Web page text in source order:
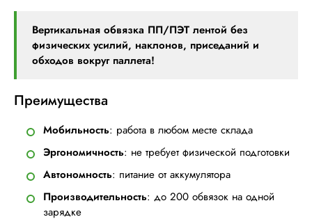
Вертикальная обвязка ПП/ПЭТ лентой без
физических усилий, наклонов, приседаний и
обходов вокруг паллета!
Преимущества
Мобильность: работа в любом месте склада
Эргономичность: не требует физической подготовки
Автономность: питание от аккумулятора
Производительность: до 200 обвязок на одной
зарядке